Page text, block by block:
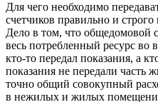
Для чего необходимо
счетчиков правильно и
Дело в том, что общедомовой
весь потребленный ресурс во
кто-то передал показания, а
показания не передали часть
точно общий совокупный
в нежилых и жилых